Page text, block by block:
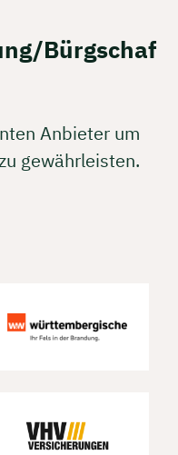
Bürgschaf
Anbieter um
gewährleisten.